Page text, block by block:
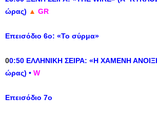
ώρας) ▲ GR
Eπεισόδιο 6ο: «Το σύρμα»
00:50 ΕΛΛΗΝΙΚΗ ΣΕΙΡΑ: «Η ΧΑΜΕΝΗ
ώρας) • W
Επεισόδιο 7ο